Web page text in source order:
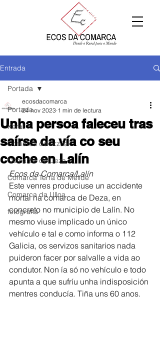
Entrada
Portada
Xeral
Comarca de Arzúa
Comarca de Deza
Comarca Terra de Melide
Comarca da Ulloa
fotografía
Portada
Unha persoa faleceu tras
saírse da vía co seu
coche en Lalín
ecosdacomarca
24 nov 2023 1 min de lectura
Ecos da Comarca/Lalín
Este venres produciuse un accidente
mortal na comarca de Deza, en
concreto no municipio de Lalín. No
mesmo viuse implicado un único
vehículo e tal e como informa o 112
Galicia, os servizos sanitarios nada
puideron facer por salvalle a vida ao
condutor. Non ía só no vehículo e todo
apunta a que sufríu unha indisposición
mentres conducía. Tiña uns 60 anos.